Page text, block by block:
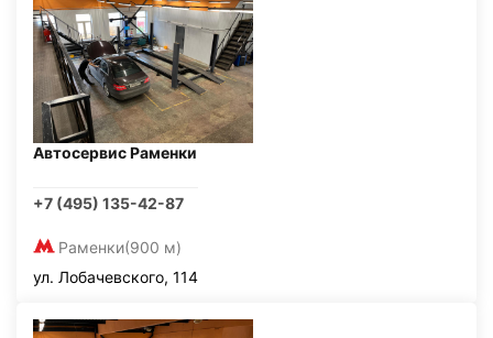
Автосервис Раменки
+7 (495) 135-42-87
Раменки(900 м)
ул. Лобачевского, 114